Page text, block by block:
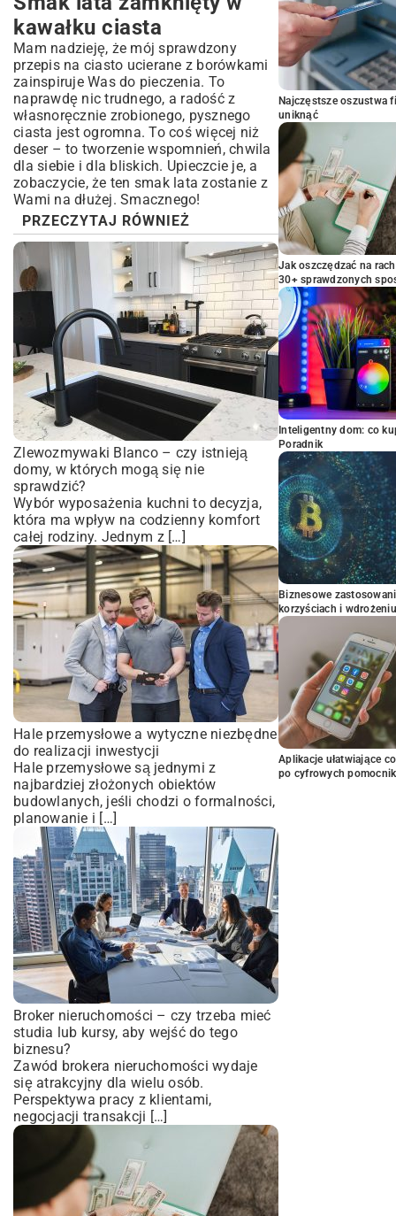
kawałku ciasta
Mam nadzieję, że mój sprawdzony
przepis na ciasto ucierane z borówkami
zainspiruje Was do pieczenia. To
naprawdę nic trudnego, a radość z
własnoręcznie zrobionego, pysznego
ciasta jest ogromna. To coś więcej niż
deser – to tworzenie wspomnień, chwila
dla siebie i dla bliskich. Upieczcie je, a
zobaczycie, że ten smak lata zostanie z
Wami na dłużej. Smacznego!
PRZECZYTAJ RÓWNIEŻ
Zlewozmywaki Blanco – czy istnieją
domy, w których mogą się nie
sprawdzić?
Wybór wyposażenia kuchni to decyzja,
która ma wpływ na codzienny komfort
całej rodziny. Jednym z […]
Hale przemysłowe a wytyczne niezbędne
do realizacji inwestycji
Hale przemysłowe są jednymi z
najbardziej złożonych obiektów
budowlanych, jeśli chodzi o formalności,
planowanie i […]
Broker nieruchomości – czy trzeba mieć
studia lub kursy, aby wejść do tego
biznesu?
Zawód brokera nieruchomości wydaje
się atrakcyjny dla wielu osób.
Perspektywa pracy z klientami,
negocjacji transakcji […]
Najczęstsze oszustwa
uniknąć
Jak oszczędzać na
30+ sprawdzonych
Inteligentny dom: co
Poradnik
Biznesowe
korzyściach i wdrożeniu
Aplikacje ułatwiające
po cyfrowych